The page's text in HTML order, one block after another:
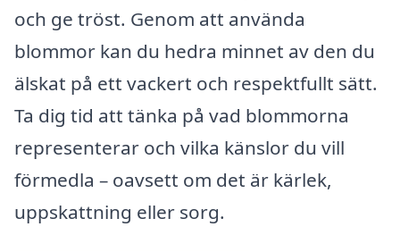
och ge tröst. Genom att använda
blommor kan du hedra minnet av den du
älskat på ett vackert och respektfullt sätt.
Ta dig tid att tänka på vad blommorna
representerar och vilka känslor du vill
förmedla – oavsett om det är kärlek,
uppskattning eller sorg.